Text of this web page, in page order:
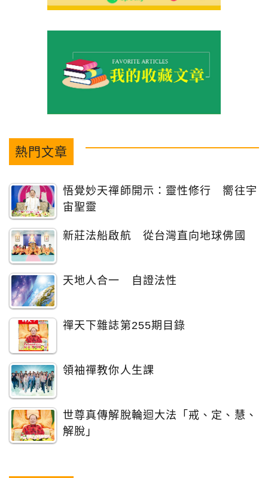
熱門文章
悟覺妙天禪師開示：靈性修行 嚮往宇
宙聖靈
新莊法船啟航 從台灣直向地球佛國
天地人合一 自證法性
禪天下雜誌第255期目錄
領袖禪教你人生課
世尊真傳解脫輪迴大法「戒、定、慧、
解脫」